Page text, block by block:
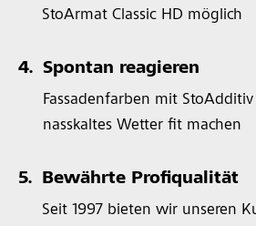
StoArmat Classic HD möglich
4. Spontan reagieren
Fassadenfarben mit
nasskaltes Wetter fit machen
5. Bewährte Profiqualität
Seit 1997 bieten wir unseren